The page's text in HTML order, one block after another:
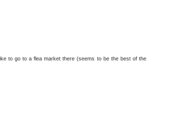
to go to a flea market there (seems to be the best of the